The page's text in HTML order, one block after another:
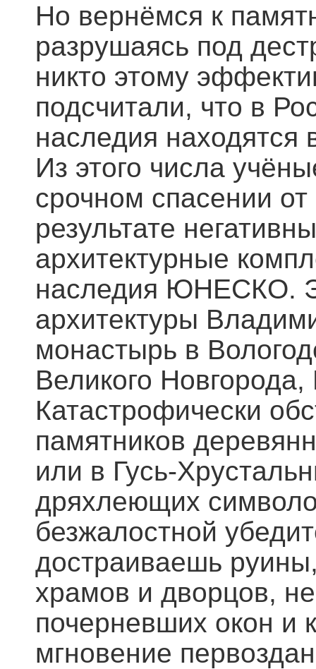
Но вернёмся к
разрушаясь под
никто этому
подсчитали, что в
наследия находятся
Из этого числа
срочном спасении
результате
архитектурные
наследия ЮНЕСКО.
архитектуры
монастырь в
Великого
Катастрофически
памятников
или в Гусь-
дряхлеющих
безжалостной
достраиваешь
храмов и дворцов,
почерневших окон и
мгновение